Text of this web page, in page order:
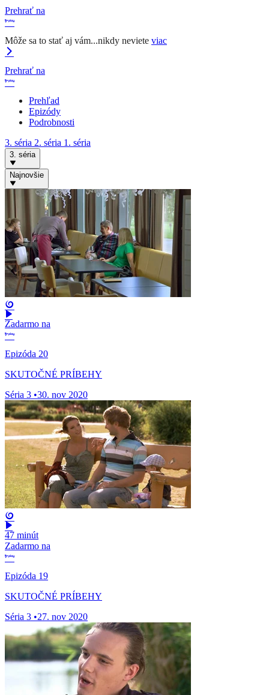
Prehrať na
Môže sa to stať aj vám...nikdy neviete viac
Prehrať na
Prehľad
Epizódy
Podrobnosti
3. séria 2. séria 1. séria
3. séria
Najnovšie
Zadarmo na
Epizóda 20
SKUTOČNÉ PRÍBEHY
Séria 3 •30. nov 2020
47 minút
Zadarmo na
Epizóda 19
SKUTOČNÉ PRÍBEHY
Séria 3 •27. nov 2020